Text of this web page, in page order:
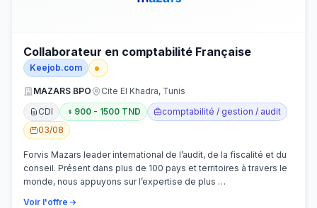
Collaborateur en comptabilité Française
Keejob.com
MAZARS BPO
Cite El Khadra, Tunis
CDI
900 - 1500 TND
comptabilité / gestion / audit
03/08
Forvis Mazars leader international de l’audit, de la fiscalité et du
conseil. Présent dans plus de 100 pays et territoires à travers le
monde, nous appuyons sur l’expertise de plus …
Voir l'offre